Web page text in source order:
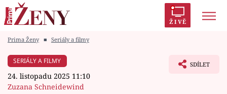
ŽIVĚ
Módní alarm
Prima Ženy ■ Seriály a filmy
SERIÁLY A FILMY
24. listopadu 2025 11:10
Zuzana Schneidewind
SDÍLET